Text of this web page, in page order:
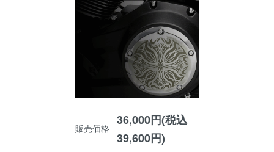
販売価格
36,000円(税込
39,600円)